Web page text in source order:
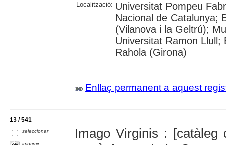
Localització: Universitat Pompeu
Nacional de Catalunya;
(Vilanova i la Geltrú);
Universitat Ramon
Rahola (Girona)
Enllaç permanent a aquest
13 / 541
seleccionar
Imago Virginis : [catàleg